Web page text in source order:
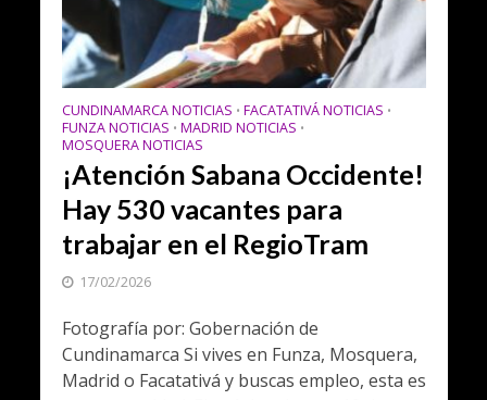
CUNDINAMARCA NOTICIAS • FACATATIVÁ NOTICIAS •
FUNZA NOTICIAS • MADRID NOTICIAS •
MOSQUERA NOTICIAS
¡Atención Sabana Occidente!
Hay 530 vacantes para
trabajar en el RegioTram
17/02/2026
Fotografía por: Gobernación de
Cundinamarca Si vives en Funza, Mosquera,
Madrid o Facatativá y buscas empleo, esta es